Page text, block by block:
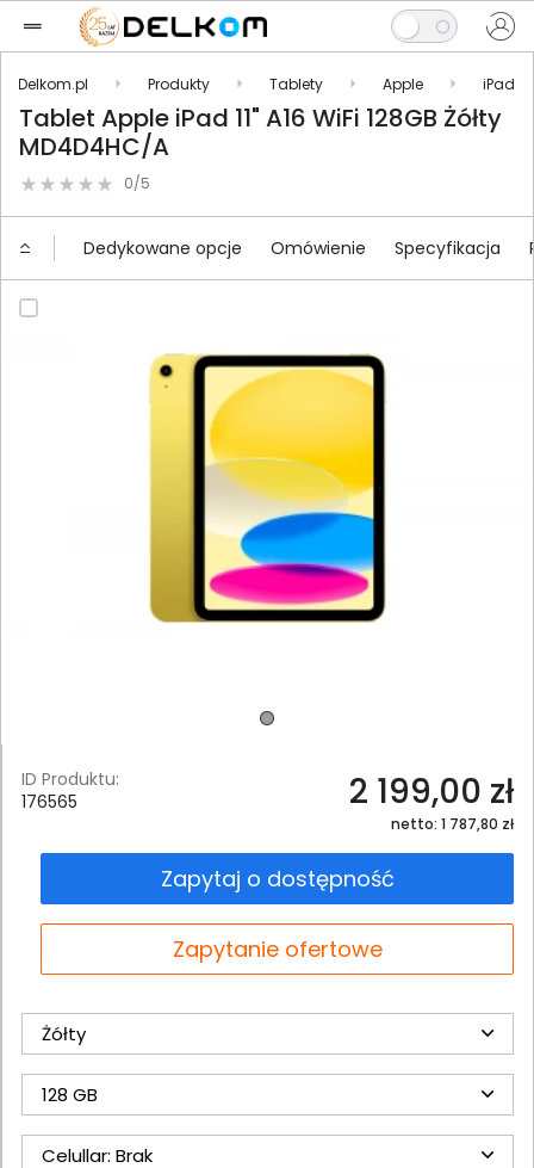
Delkom.pl Produkty Tablety Apple iPad
Tablet Apple iPad 11" A16 WiFi 128GB Żółty
MD4D4HC/A
0/5
Dedykowane opcje Omówienie Specyfikacja
ID Produktu:
176565
2 199,00 zł
netto: 1 787,80 zł
Zapytaj o dostępność
Zapytanie ofertowe
Żółty
128 GB
Celullar: Brak